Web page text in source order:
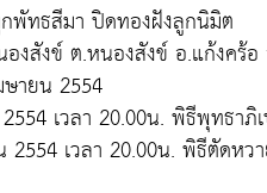
พัทธสีมา ปิดทองฝังลูกนิมิต
งสังข์ ต.หนองสังข์ อ.แก้งคร้
ายน 2554
เวลา 20.00น. พิธีพุทธาภิ
2554 เวลา 20.00น. พิธีตัดหว